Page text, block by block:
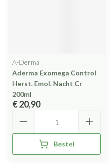
A-Derma
Aderma Exomega Control
Herst. Emol. Nacht Cr
200ml
€ 20,90
Bestel